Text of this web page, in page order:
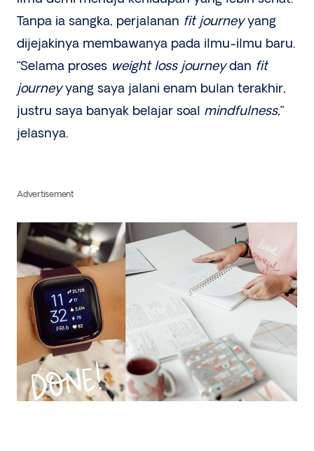
Tanpa ia sangka, perjalanan fit journeyyang
dijejakinya membawanya pada ilmu-ilmu baru.
“Selama proses weight loss journeydan fit
journeyyang saya jalani enam bulan terakhir,
justru saya banyak belajar soal mindfulness,”
jelasnya.
Advertisement